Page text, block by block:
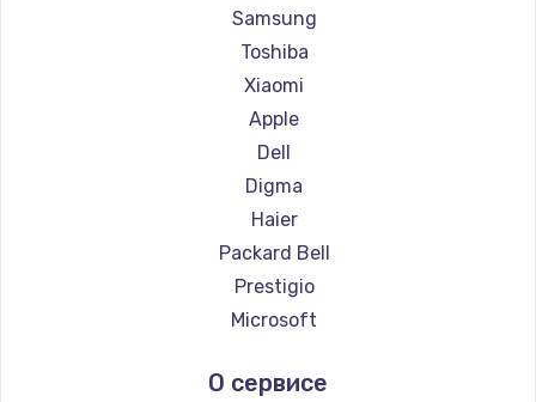
Ремонт ноутбуков LG
Ремонт ноутбуков Panasonic
Ремонт ноутбуков Irbis
Ремонт ноутбуков Thunderobot
Ремонт ноутбуков Hasee
Ремонт ноутбуков ZTE
Ремонт ноутбуков Hiper
Ремонт ноутбуков Evga
Ремонт ноутбуков Google
Ремонт ноутбуков Echips
Ремонт ноутбуков Predator
Samsung
Toshiba
Xiaomi
Apple
Dell
Digma
Haier
Packard Bell
Prestigio
Microsoft
Aquarius
О сервисе